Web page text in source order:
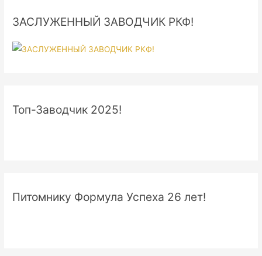
ЗАСЛУЖЕННЫЙ ЗАВОДЧИК РКФ!
Топ-Заводчик 2025!
Питомнику Формула Успеха 26 лет!